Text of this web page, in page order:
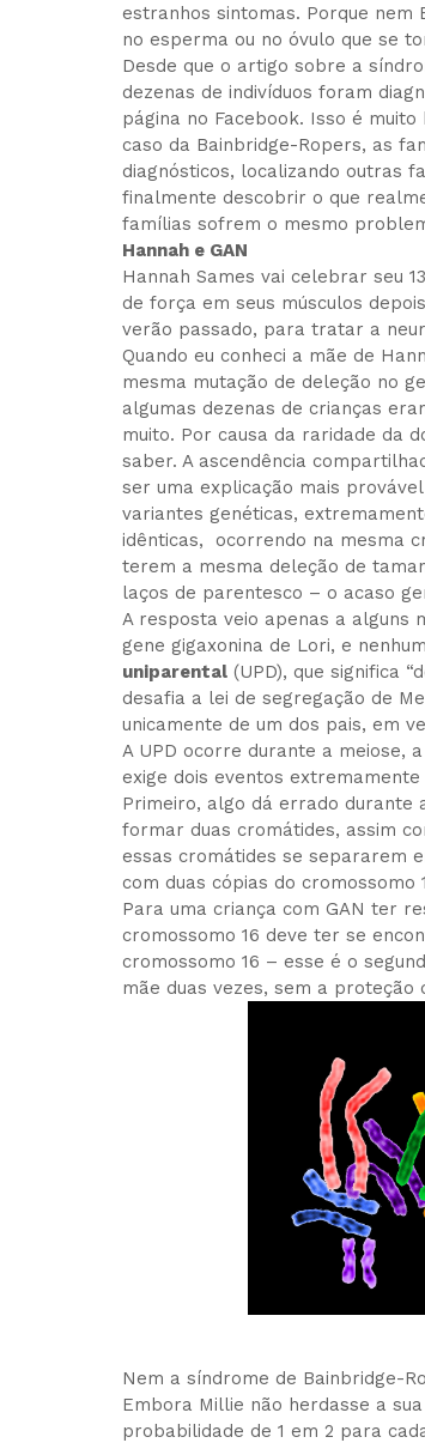
estranhos sintomas. Porque
no esperma ou no óvulo que se
Desde que o artigo sobre a
dezenas de indivíduos foram
página no Facebook. Isso é
caso da Bainbridge-Ropers, as
diagnósticos, localizando outras
finalmente descobrir o que
famílias sofrem o mesmo
Hannah e GAN
Hannah Sames vai celebrar seu
de força em seus músculos
verão passado, para tratar a
Quando eu conheci a mãe de
mesma mutação de deleção no
algumas dezenas de crianças
muito. Por causa da raridade da
saber. A ascendência
ser uma explicação mais
variantes genéticas,
idênticas, ocorrendo na mesma
terem a mesma deleção de
laços de parentesco – o acaso
A resposta veio apenas a alguns
gene gigaxonina de Lori, e
uniparental(UPD), que significa
desafia a lei de segregação de
unicamente de um dos pais, em
A UPD ocorre durante a meiose,
exige dois eventos
Primeiro, algo dá errado durante
formar duas cromátides, assim
essas cromátides se separarem
com duas cópias do cromossomo
Para uma criança com GAN ter
cromossomo 16 deve ter se
cromossomo 16 – esse é o
mãe duas vezes, sem a proteção
Nem a síndrome de Bainbridge-
Embora Millie não herdasse a
probabilidade de 1 em 2 para